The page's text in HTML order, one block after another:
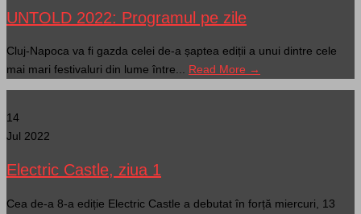
UNTOLD 2022: Programul pe zile
Cluj-Napoca va fi gazda celei de-a șaptea ediții a unui dintre cele
mai mari festivaluri din lume între... Read More →
14
Jul 2022
Electric Castle, ziua 1
Cea de-a 8-a ediție Electric Castle a debutat în forță miercuri, 13